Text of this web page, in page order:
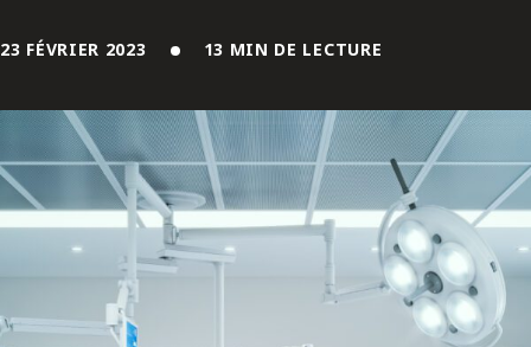
Contactez-nous
ENGLISH
S’abonner aux articles Osler
S’abonner
23 FÉVRIER 2023 13 MIN DE LECTURE